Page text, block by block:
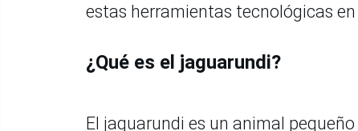
estas herramientas tecnológicas
¿Qué es el jaguarundi?
El jaguarundi es un animal